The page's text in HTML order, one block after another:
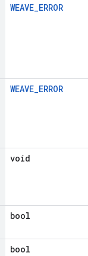
WEAVE_ERROR
WEAVE_ERROR
void
bool
bool